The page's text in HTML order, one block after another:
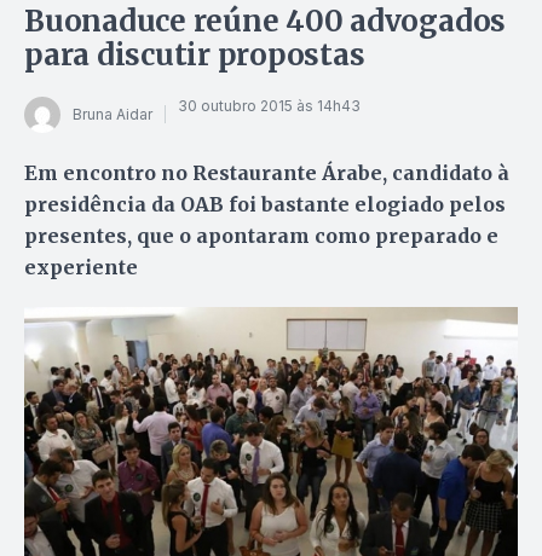
Buonaduce reúne 400 advogados
para discutir propostas
Bruna Aidar 30 outubro 2015 às 14h43
Em encontro no Restaurante Árabe, candidato à
presidência da OAB foi bastante elogiado pelos
presentes, que o apontaram como preparado e
experiente